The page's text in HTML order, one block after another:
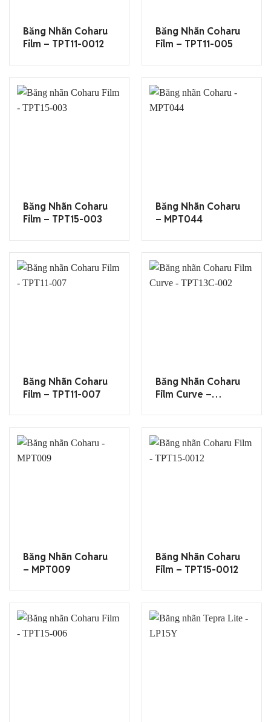
Băng Nhãn Coharu
Film – TPT11-0012
Băng Nhãn Coharu
Film – TPT11-005
Băng Nhãn Coharu
Film – TPT15-003
Băng Nhãn Coharu
– MPT044
Băng Nhãn Coharu
Film – TPT11-007
Băng Nhãn Coharu
Film Curve –
Băng Nhãn Coharu
– MPT009
Băng Nhãn Coharu
Film – TPT15-0012